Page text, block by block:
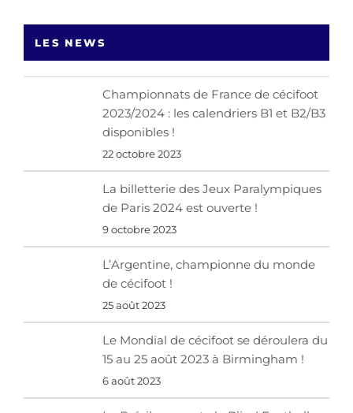
LES NEWS
Championnats de France de cécifoot
2023/2024 : les calendriers B1 et B2/B3
disponibles !
22 octobre 2023
La billetterie des Jeux Paralympiques
de Paris 2024 est ouverte !
9 octobre 2023
L’Argentine, championne du monde
de cécifoot !
25 août 2023
Le Mondial de cécifoot se déroulera du
15 au 25 août 2023 à Birmingham !
6 août 2023